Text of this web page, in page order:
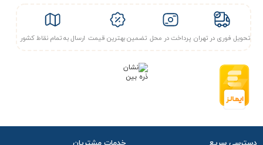
تحویل فوری در تهران پرداخت در محل تضمین بهترین قیمت ارسال به تمام نقاط کشور